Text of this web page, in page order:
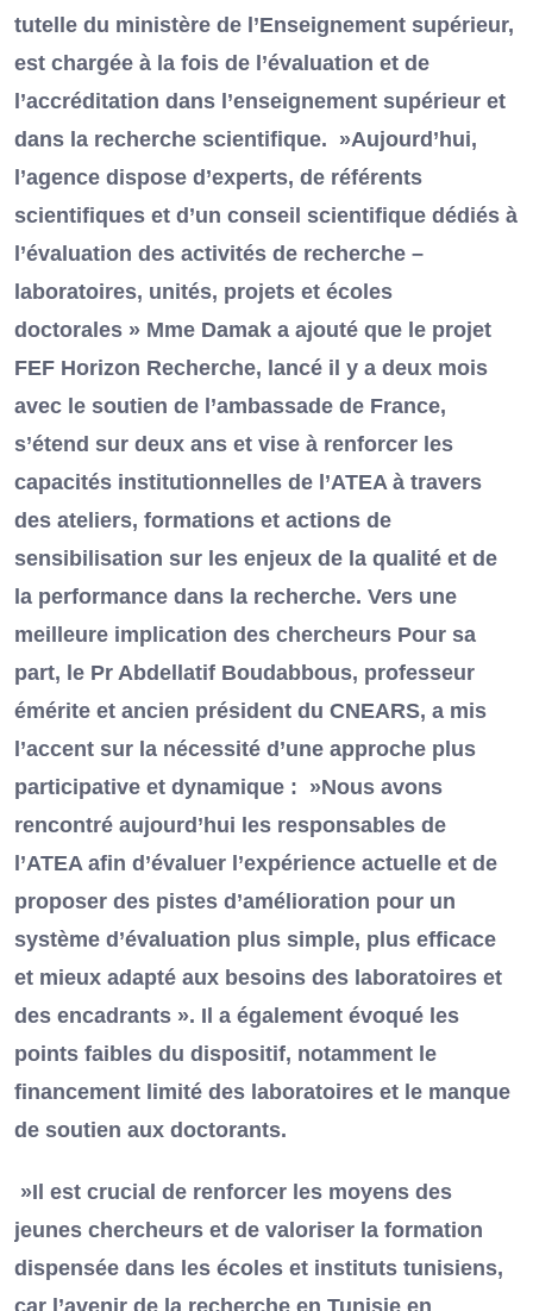
tutelle du ministère de l’Enseignement supérieur,
est chargée à la fois de l’évaluation et de
l’accréditation dans l’enseignement supérieur et
dans la recherche scientifique. »Aujourd’hui,
l’agence dispose d’experts, de référents
scientifiques et d’un conseil scientifique dédiés à
l’évaluation des activités de recherche –
laboratoires, unités, projets et écoles
doctorales » Mme Damak a ajouté que le projet
FEF Horizon Recherche, lancé il y a deux mois
avec le soutien de l’ambassade de France,
s’étend sur deux ans et vise à renforcer les
capacités institutionnelles de l’ATEA à travers
des ateliers, formations et actions de
sensibilisation sur les enjeux de la qualité et de
la performance dans la recherche. Vers une
meilleure implication des chercheurs Pour sa
part, le Pr Abdellatif Boudabbous, professeur
émérite et ancien président du CNEARS, a mis
l’accent sur la nécessité d’une approche plus
participative et dynamique : »Nous avons
rencontré aujourd’hui les responsables de
l’ATEA afin d’évaluer l’expérience actuelle et de
proposer des pistes d’amélioration pour un
système d’évaluation plus simple, plus efficace
et mieux adapté aux besoins des laboratoires et
des encadrants ». Il a également évoqué les
points faibles du dispositif, notamment le
financement limité des laboratoires et le manque
de soutien aux doctorants.
»Il est crucial de renforcer les moyens des
jeunes chercheurs et de valoriser la formation
dispensée dans les écoles et instituts tunisiens,
car l’avenir de la recherche en Tunisie en